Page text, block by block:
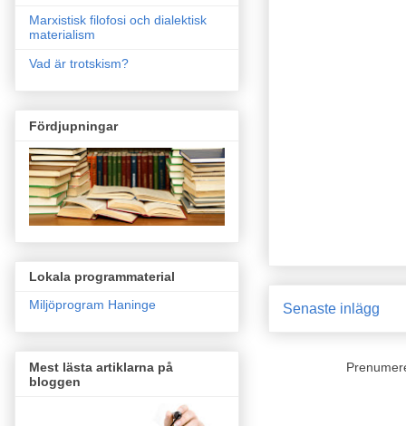
Senaste inlägg
Marxistisk filofosi och dialektisk
materialism
Vad är trotskism?
Fördjupningar
Lokala programmaterial
Miljöprogram Haninge
Mest lästa artiklarna på
bloggen